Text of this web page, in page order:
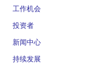
工作机会
投资者
新闻中心
持续发展